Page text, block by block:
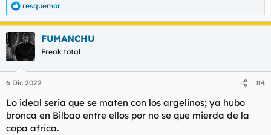
R
e
a
c
i
e
:
resquemor
FUMANCHU
Freak total
6 Dic 2022 #4
Lo ideal seria que se maten con los argelinos; ya hubo
bronca en Bilbao entre ellos por no se que mierda de la
copa africa.